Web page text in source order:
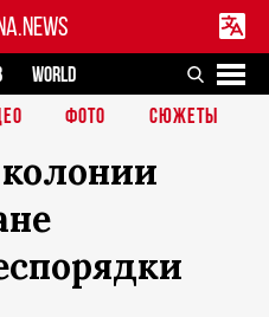
WORLD
ФОТО СЮЖЕТЫ